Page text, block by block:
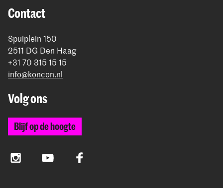
Contact
Spuiplein 150
2511 DG Den Haag
+31 70 315 15 15
info@koncon.nl
Volg ons
Blijf op de hoogte
InstagramYouTube Facebook